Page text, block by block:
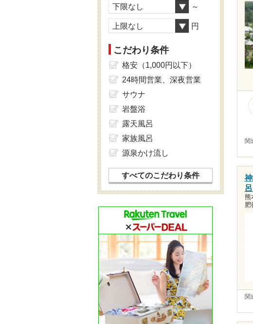
関
呂
熊
肥
関
下限なし ～
上限なし 円
こだわり条件
格安（1,000円以下）
24時間営業、深夜営業
サウナ
岩盤浴
露天風呂
家族風呂
源泉かけ流し
すべてのこだわり条件